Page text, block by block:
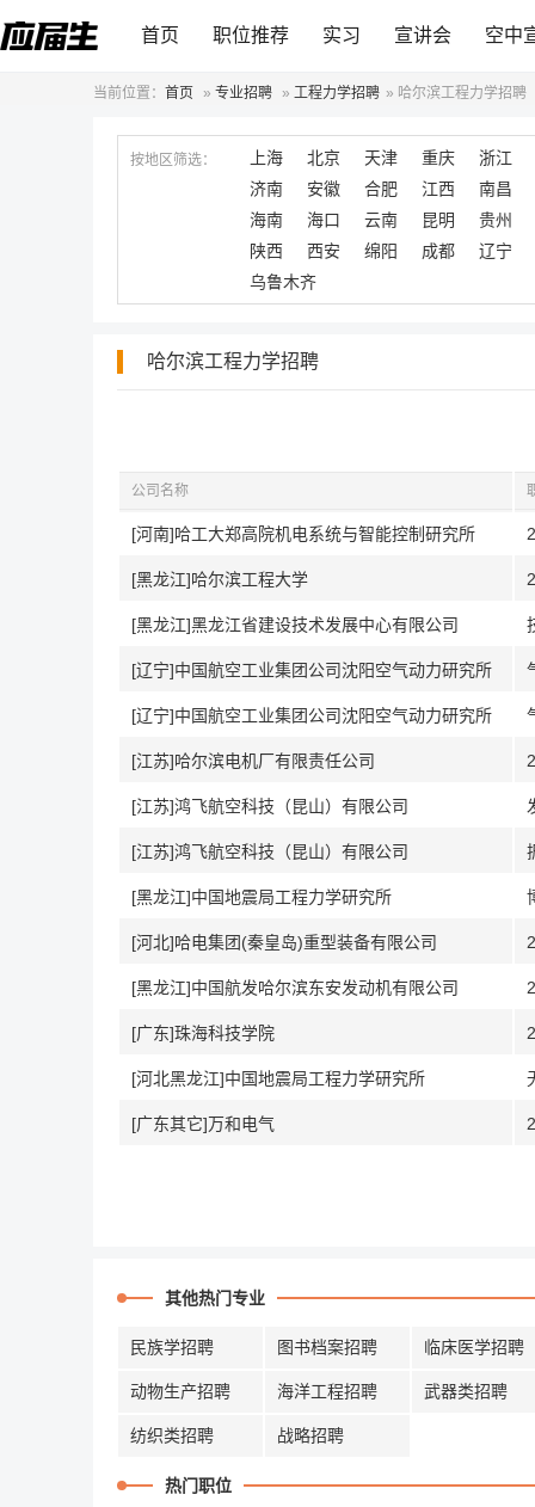
首页 职位推荐 实习 宣讲会 空中
当前位置： 首页 » 专业招聘 » 工程力学招聘 » 哈尔滨工程力学招聘
按地区筛选： 上海 北京 天津 重庆
浙江
济南
安徽 合肥 江西
南昌
海南
海口 云南 昆明
贵州
陕西
西安 绵阳 成都
辽宁
乌鲁木齐
哈尔滨工程力学招聘
公司名称
[河南]哈工大郑高院机电系统与智能控制研究所
[黑龙江]哈尔滨工程大学
[黑龙江]黑龙江省建设技术发展中心有限公司
[辽宁]中国航空工业集团公司沈阳空气动力研究所
[辽宁]中国航空工业集团公司沈阳空气动力研究所
[江苏]哈尔滨电机厂有限责任公司
[江苏]鸿飞航空科技（昆山）有限公司
[江苏]鸿飞航空科技（昆山）有限公司
[黑龙江]中国地震局工程力学研究所
[河北]哈电集团(秦皇岛)重型装备有限公司
[黑龙江]中国航发哈尔滨东安发动机有限公司
[广东]珠海科技学院
[河北黑龙江]中国地震局工程力学研究所
[广东其它]万和电气
其他热门专业
民族学招聘 图书档案招聘 临床医学招聘
动物生产招聘 海洋工程招聘 武器类招聘
纺织类招聘 战略招聘
热门职位